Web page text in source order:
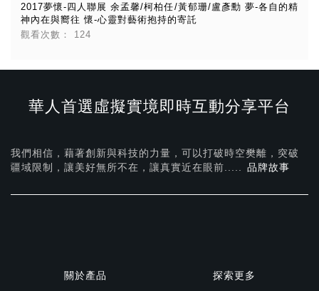
2017夢懷-四人聯展 余孟馨/柯柏任/黃郁珊/盧彥勳 夢-各自的精
神內在與嚮往 懷-心靈對藝術抱持的寄託
觀看次數： 124
華人首選虛擬實境即時互動分享平台
我們相信，藉著創新與科技的力量，可以打破時空樊離，突破
疆域限制，讓美好無所不在， 讓真實近在眼前..... 品牌故事
關於產品 探索更多